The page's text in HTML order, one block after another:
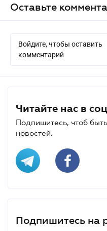
Оставьте
Войдите, чтобы оставить
комментарий
Читайте нас в
Подпишитесь, чтоб
новостей.
Подпишитесь на